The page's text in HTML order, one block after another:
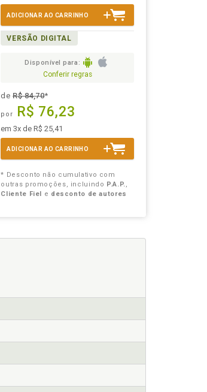
ADICIONAR AO CARRINHO
VERSÃO DIGITAL
Disponível para:
Conferir regras
deR$ 84,70*
por R$ 76,23
em 3x de R$ 25,41
ADICIONAR AO CARRINHO
* Desconto não cumulativo com
outras promoções, incluindo P.A.P.,
Cliente Fiel
e desconto de autores